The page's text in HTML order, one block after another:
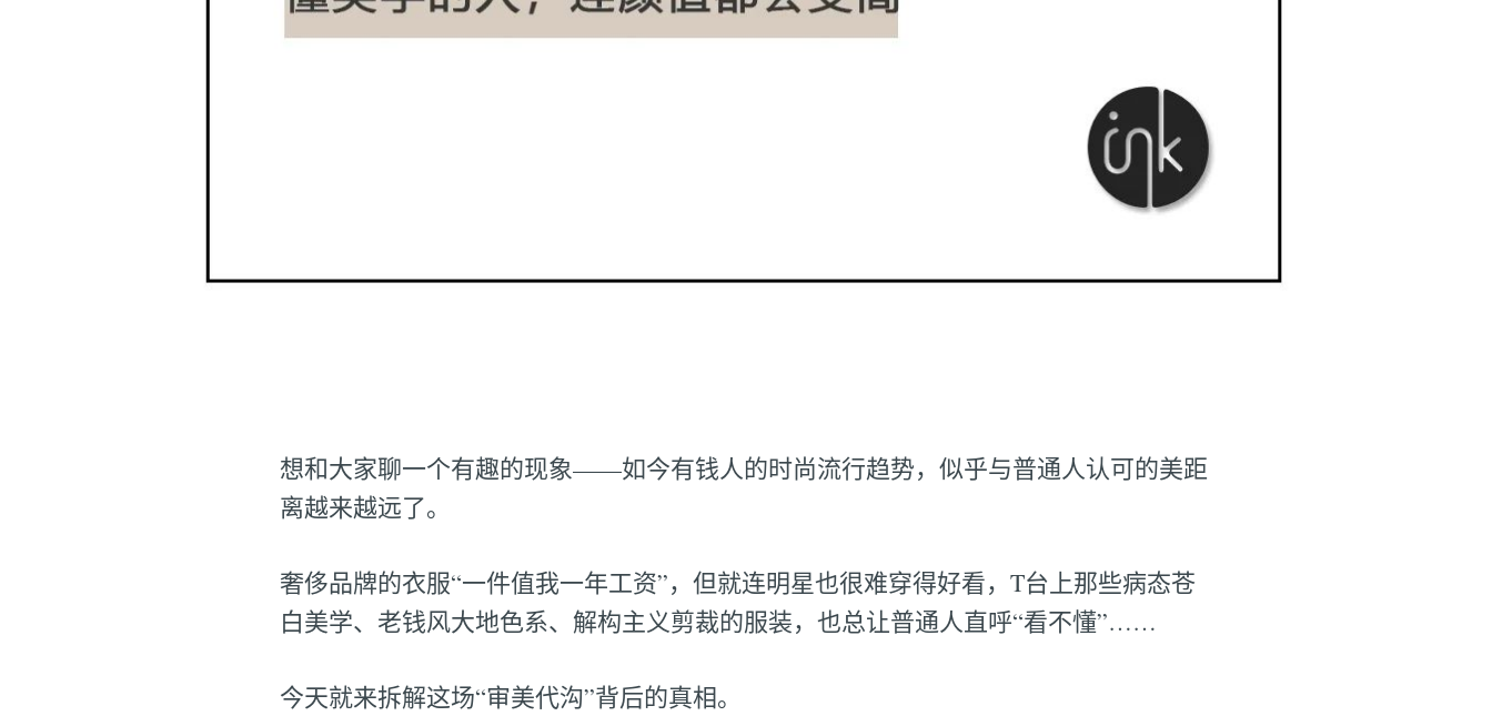
想和大家聊一个有趣的现象——如今有钱人的时尚流行趋势，似乎与普通人认可的美距
离越来越远了。
奢侈品牌的衣服“一件值我一年工资”，但就连明星也很难穿得好看，T台上那些病态苍
白美学、老钱风大地色系、解构主义剪裁的服装，也总让普通人直呼“看不懂”……
今天就来拆解这场“审美代沟”背后的真相。